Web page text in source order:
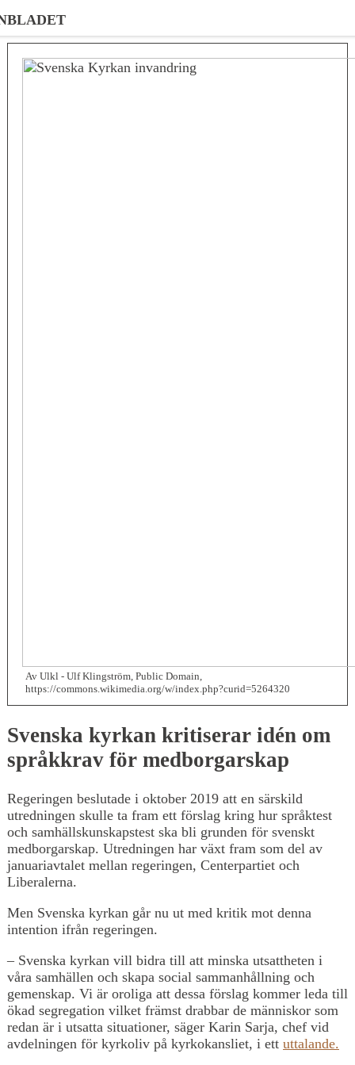
Av Ulkl - Ulf Klingström, Public Domain,
https://commons.wikimedia.org/w/index.php?curid=5264320
Svenska kyrkan kritiserar idén om
språkkrav för medborgarskap
Regeringen beslutade i oktober 2019 att en särskild
utredningen skulle ta fram ett förslag kring hur språktest
och samhällskunskapstest ska bli grunden för svenskt
medborgarskap. Utredningen har växt fram som del av
januariavtalet mellan regeringen, Centerpartiet och
Liberalerna.
Men Svenska kyrkan går nu ut med kritik mot denna
intention ifrån regeringen.
– Svenska kyrkan vill bidra till att minska utsattheten i
våra samhällen och skapa social sammanhållning och
gemenskap. Vi är oroliga att dessa förslag kommer leda till
ökad segregation vilket främst drabbar de människor som
redan är i utsatta situationer, säger Karin Sarja, chef vid
avdelningen för kyrkoliv på kyrkokansliet, i ett uttalande.